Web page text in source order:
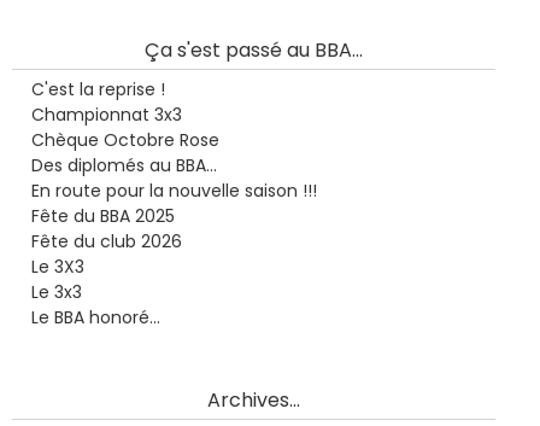
Ça s'est passé au BBA...
C'est la reprise !
Championnat 3x3
Chèque Octobre Rose
Des diplomés au BBA...
En route pour la nouvelle saison !!!
Fête du BBA 2025
Fête du club 2026
Le 3X3
Le 3x3
Le BBA honoré...
Archives...